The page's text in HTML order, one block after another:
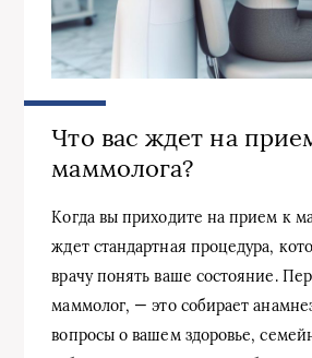
Что вас ждет на
маммолога?
Когда вы приходите на прием к
ждет стандартная процедура,
врачу понять ваше состояние.
маммолог, — это собирает
вопросы о вашем здоровье,